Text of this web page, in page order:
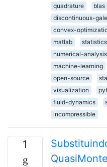
quadrature
blas
discontinuous-
convex-
matlab
statistics
numerical-analysis
machine-learning
open-source
visualization
fluid-dynamics
incompressible
1